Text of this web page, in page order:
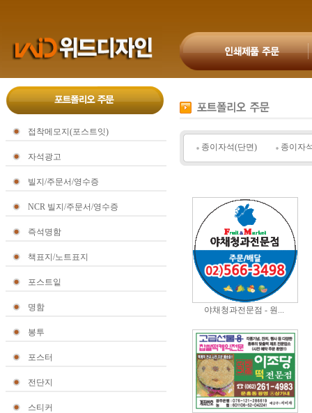
접착메모지(포스트잇)
자석광고
빌지/주문서/영수증
NCR 빌지/주문서/영수증
즉석명함
책표지/노트표지
포스트잍
명함
봉투
포스터
전단지
스티커
종이자석(단면) 종이자
야채청과전문점 - 원...